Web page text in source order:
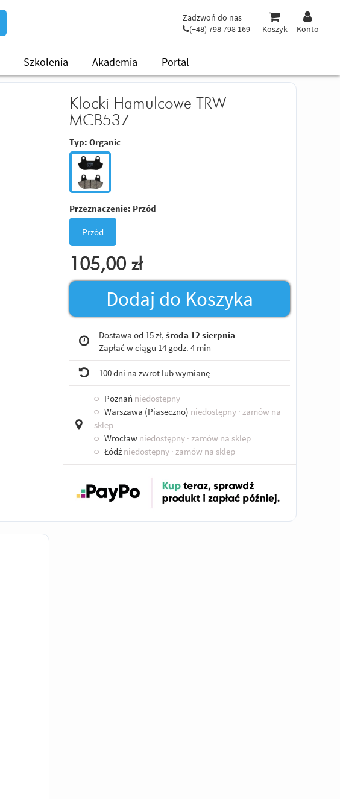
Zadzwoń do nas
(+48) 798 798 169
Koszyk Konto
Szkolenia Akademia Portal
Klocki Hamulcowe TRW
MCB537
Typ: Organic
Przeznaczenie: Przód
Przód
105,00 zł
Dodaj do Koszyka
Dostawa od 15 zł, środa 12 sierpnia
Zapłać w ciągu 14 godz. 4 min
100 dni na zwrot lub wymianę
○ Poznań niedostępny
○ Warszawa (Piaseczno) niedostępny · zamów na
sklep
○ Wrocław niedostępny · zamów na sklep
○ Łódź niedostępny · zamów na sklep